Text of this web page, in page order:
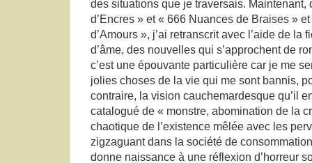
des situations que je traversais. Maintenant,
d’Encres » et « 666 Nuances de Braises »
d’Amours », j’ai retranscrit avec l’aide de la
d’âme, des nouvelles qui s’approchent de
c’est une épouvante particulière car je me
jolies choses de la vie qui me sont bannis,
contraire, la vision cauchemardesque qu’il
catalogué de « monstre, abomination de la
chaotique de l’existence mêlée avec les
zigzaguant dans la société de
donne naissance à une réflexion d’horreur